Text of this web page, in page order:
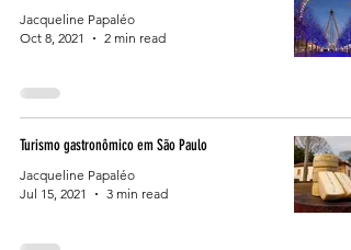
Jacqueline Papaléo
Oct 8, 2021
2 min read
Turismo gastronômico em São Paulo
Jacqueline Papaléo
Jul 15, 2021
3 min read